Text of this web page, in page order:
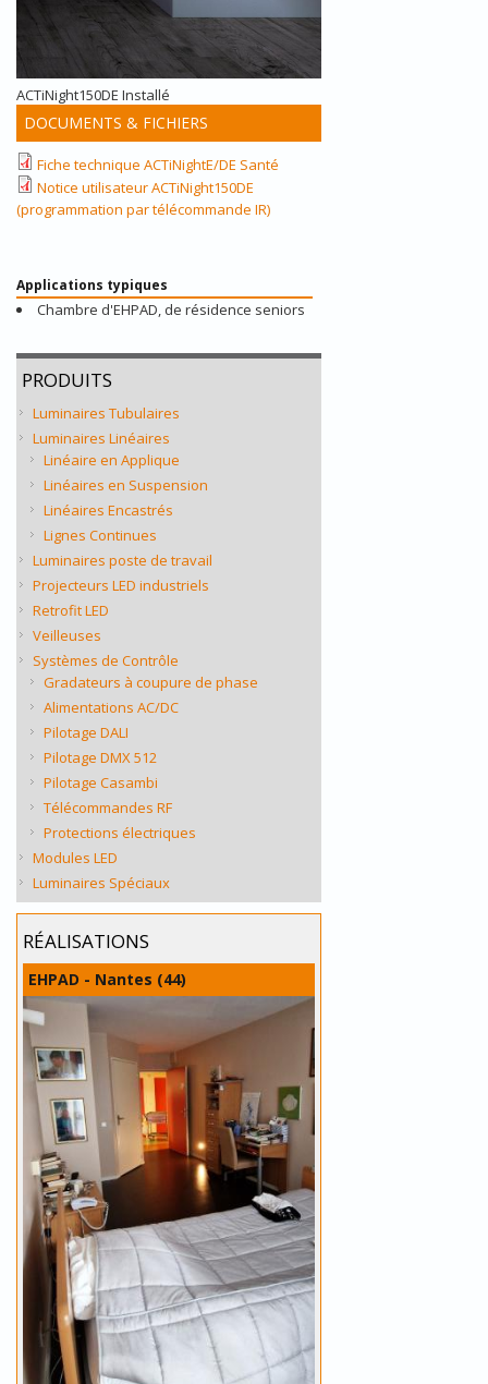
ACTiNight150DE Installé
DOCUMENTS & FICHIERS
Fiche technique ACTiNightE/DE Santé
Notice utilisateur ACTiNight150DE
(programmation par télécommande IR)
Applications typiques
Chambre d'EHPAD, de résidence seniors
PRODUITS
Luminaires Tubulaires
Luminaires Linéaires
Linéaire en Applique
Linéaires en Suspension
Linéaires Encastrés
Lignes Continues
Luminaires poste de travail
Projecteurs LED industriels
Retrofit LED
Veilleuses
Systèmes de Contrôle
Gradateurs à coupure de phase
Alimentations AC/DC
Pilotage DALI
Pilotage DMX 512
Pilotage Casambi
Télécommandes RF
Protections électriques
Modules LED
Luminaires Spéciaux
RÉALISATIONS
EHPAD - Nantes (44)